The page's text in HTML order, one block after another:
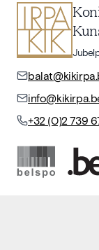
+32 (0)2 739